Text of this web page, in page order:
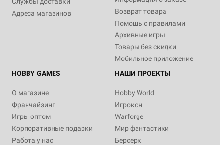
Службы доставки
Адреса магазинов
Возврат товара
Помощь с правилами
Архивные игры
Товары без скидки
Мобильное приложение
HOBBY GAMES
О магазине
Франчайзинг
Игры оптом
Корпоративные подарки
Работа у нас
НАШИ ПРОЕКТЫ
Hobby World
Игрокон
Warforge
Мир фантастики
Берсерк